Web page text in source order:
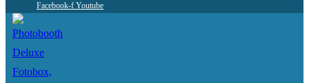
Facebook-f Youtube